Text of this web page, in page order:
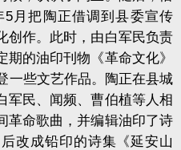
5 月把陶正借调到县委宣传
创作。此时，由白军民负责
的油印刊物《革命文化》
一些文艺作品。陶正在县城
军民、闻频、曹伯植等人相
革命歌曲，并编辑油印了诗
改成铅印的诗集《延安山